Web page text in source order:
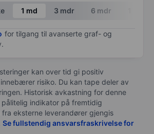
chart.
1 md 3 mdr 6 mdr
for tilgang til avanserte graf- og
kan over tid gi positiv
risiko. Du kan tape deler av
Historisk avkastning for denne
pålitelig indikator på fremtidig
eksterne leverandører gjengis
Se fullstendig ansvarsfraskrivelse for